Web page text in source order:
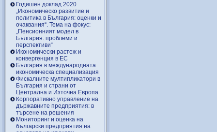
Годишен доклад 2020
„Икономическо развитие и
политика в България: оценки и
очаквания“. Тема на фокус:
„Пенсионният модел в
България: проблеми и
перспективи“
Икономически растеж и
конвергенция в ЕС
България в международната
икономическа специализация
Фискалните мултипликатори в
България и страни от
Централна и Източна Европа
Корпоративно управление на
държавните предприятия: в
търсене на решения
Мониторинг и оценка на
български предприятия на